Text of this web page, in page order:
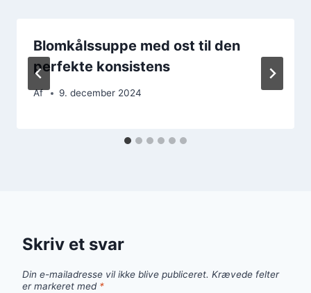
Blomkålssuppe med ost til den
perfekte konsistens
Af 9. december 2024
Skriv et svar
Din e-mailadresse vil ikke blive publiceret. Krævede felter
er markeret med *